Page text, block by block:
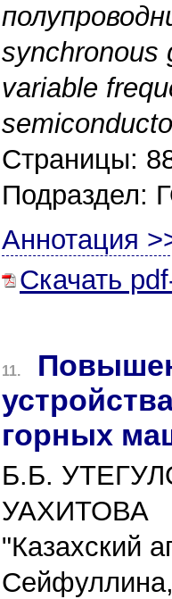
synchronous
variable
Страницы:
Аннотация
Скачать
11.
горных
Б.Б.
УАХИТОВА
"Казахский